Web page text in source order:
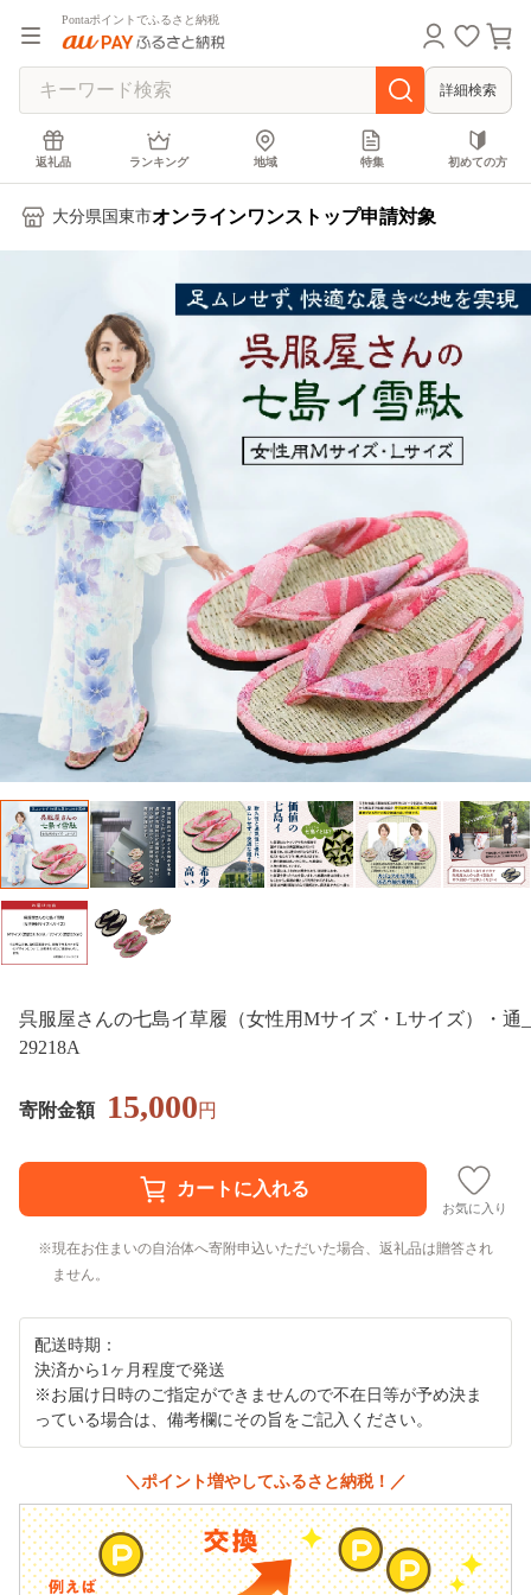
Pontaポイントでふるさと納税
詳細検索
返礼品 ランキング 地域 特集 初めての方
大分県国東市オンラインワンストップ申請対象
呉服屋さんの七島イ草履（女性用Mサイズ・Lサイズ）・通_
29218A
寄附金額 15,000円
お気に入り
現在お住まいの自治体へ寄附申込いただいた場合、返礼品は贈答され
ません。
配送時期：
決済から1ヶ月程度で発送
※お届け日時のご指定ができませんので不在日等が予め決ま
っている場合は、備考欄にその旨をご記入ください。
＼ポイント増やしてふるさと納税！／